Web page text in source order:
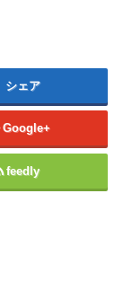
シェア
Google+
feedly